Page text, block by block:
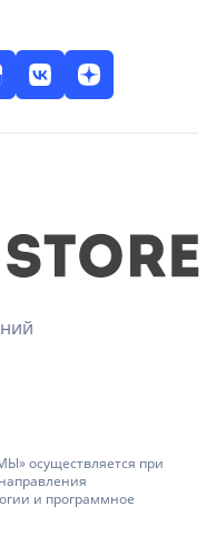
осуществляется при
и программное